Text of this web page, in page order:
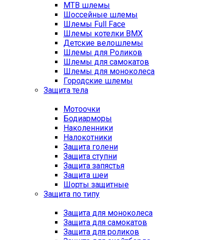
MTB шлемы
Шоссейные шлемы
Шлемы Full Face
Шлемы котелки BMX
Детские велошлемы
Шлемы для Роликов
Шлемы для самокатов
Шлемы для моноколеса
Городские шлемы
Защита тела
Мотоочки
Бодиарморы
Наколенники
Налокотники
Защита голени
Защита ступни
Защита запястья
Защита шеи
Шорты защитные
Защита по типу
Защита для моноколеса
Защита для самокатов
Защита для роликов